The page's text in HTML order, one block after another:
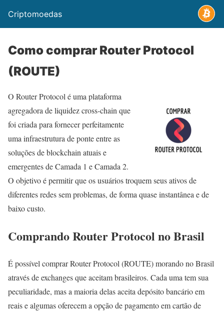
Criptomoedas
Como comprar Router Protocol
(ROUTE)
O Router Protocol é uma plataforma
agregadora de liquidez cross-chain que
foi criada para fornecer perfeitamente
uma infraestrutura de ponte entre as
soluções de blockchain atuais e
emergentes de Camada 1 e Camada 2.
O objetivo é permitir que os usuários troquem seus ativos de
diferentes redes sem problemas, de forma quase instantânea e de
baixo custo.
Comprando Router Protocol no Brasil
É possível comprar Router Protocol (ROUTE) morando no Brasil
através de exchanges que aceitam brasileiros. Cada uma tem sua
peculiaridade, mas a maioria delas aceita depósito bancário em
reais e algumas oferecem a opção de pagamento em cartão de